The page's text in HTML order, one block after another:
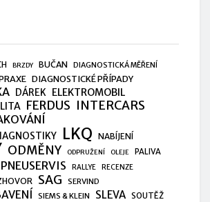
BRZDY BUČAN DIAGNOSTICKÁ MĚŘENÍ
DIAGNOSTICKÉ PŘÍPADY
DÁREK ELEKTROMOBIL
FERDUS INTERCARS
LKQ NABÍJENÍ
ODMĚNY ODPRUŽENÍ OLEJE PALIVA
PNEUSERVIS RALLYE RECENZE
SAG SERVIND
SIEMS & KLEIN SLEVA SOUTĚŽ